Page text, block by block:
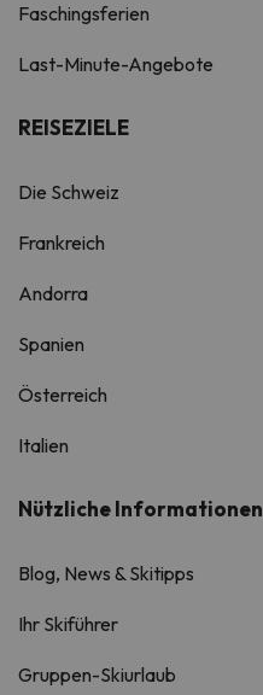
Faschingsferien
Last-Minute-Angebote
REISEZIELE
Die Schweiz
Frankreich
Andorra
Spanien
Österreich
Italien
Nützliche Informationen
Blog, News & Skitipps
Ihr Skiführer
Gruppen-Skiurlaub